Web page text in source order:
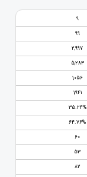
9
99
2,997
5,283
1,056
1,941
35.24%
64.76%
60
53
82